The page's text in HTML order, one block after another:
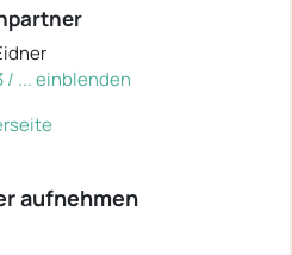
/ ... einblenden
aufnehmen